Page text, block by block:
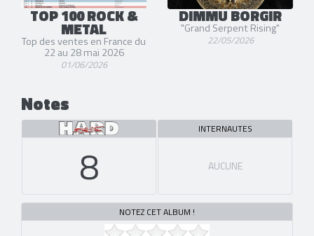
TOP 100 ROCK &
METAL
Top des ventes en France du
22 au 28 mai 2026
01/06/2026
DIMMU BORGIR
"Grand Serpent Rising"
22/05/2026
Notes
8
INTERNAUTES
AUCUNE
NOTEZ CET ALBUM !